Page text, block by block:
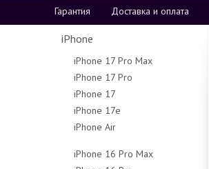
Гарантия Доставка и оплата
iPhone
iPhone 17 Pro Max
256Gb
512Gb
1Tb
2Tb
iPhone 17 Pro
256Gb
512Gb
1Tb
iPhone 17
256Gb
512Gb
iPhone 17e
256Gb
iPhone Air
iPhone 16 Pro Max